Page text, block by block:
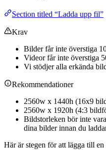
Section titled “Ladda upp fil”
Krav
Bilder får inte överstiga
Videor får inte överstiga
Vi stödjer alla erkända
Rekommendationer
2560w x 1440h (16x9
2560w x 1920h (4:3
Bildstorleken bör inte
dina bilder innan du
Här är stegen för att lägga till